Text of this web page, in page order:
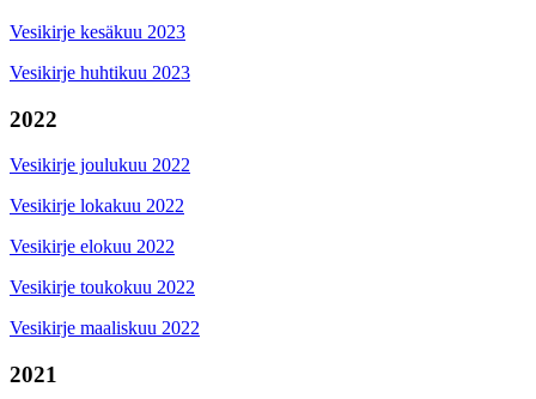
Vesikirje kesäkuu 2023
Vesikirje huhtikuu 2023
2022
Vesikirje joulukuu 2022
Vesikirje lokakuu 2022
Vesikirje elokuu 2022
Vesikirje toukokuu 2022
Vesikirje maaliskuu 2022
2021